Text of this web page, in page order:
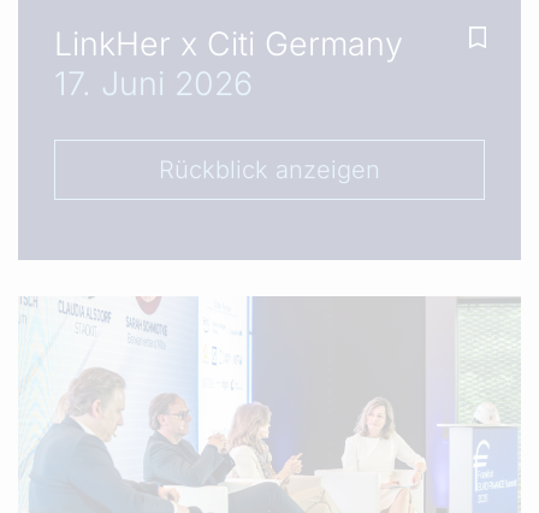
LinkHer x Citi Germany
17. Juni 2026
Rückblick anzeigen